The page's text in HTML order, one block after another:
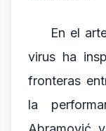
En el
virus ha
fronteras
la